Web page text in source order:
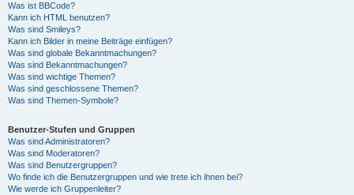
Was ist BBCode?
Kann ich HTML benutzen?
Was sind Smileys?
Kann ich Bilder in meine Beiträge einfügen?
Was sind globale Bekanntmachungen?
Was sind Bekanntmachungen?
Was sind wichtige Themen?
Was sind geschlossene Themen?
Was sind Themen-Symbole?
Benutzer-Stufen und Gruppen
Was sind Administratoren?
Was sind Moderatoren?
Was sind Benutzergruppen?
Wo finde ich die Benutzergruppen und wie trete ich ihnen bei?
Wie werde ich Gruppenleiter?